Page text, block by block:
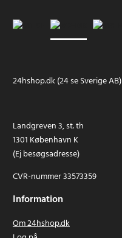
24hshop.dk (24 se Sverige AB)
Landgreven 3, st. th
1301 København K
(Ej besøgsadresse)
CVR-nummer 33573359
Information
Om 24hshop.dk